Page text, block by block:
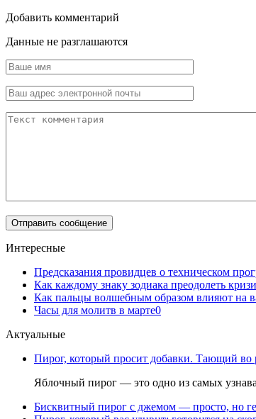
Добавить комментарий
Данные не разглашаются
Интересные
Предсказания провидцев о техническом
Как каждому знаку зодиака преодолеть
Как пальцы волшебным образом влияют на
Часы для молитв в марте0
Актуальные
Пирог, который просит добавки. Тающий во
Яблочный пирог — это одно из самых
Бисквитный пирог с джемом — просто, но